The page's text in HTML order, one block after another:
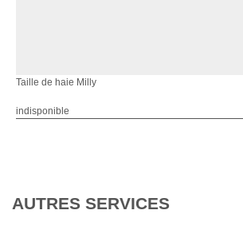
Taille de haie Milly
indisponible
AUTRES SERVICES